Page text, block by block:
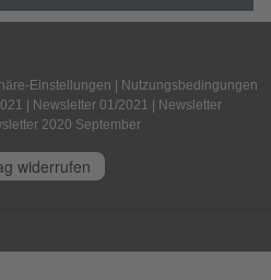
Einstellungen
Nutzungsbedingungen
Newsletter 01/2021
Newsletter
2020 September
widerrufen